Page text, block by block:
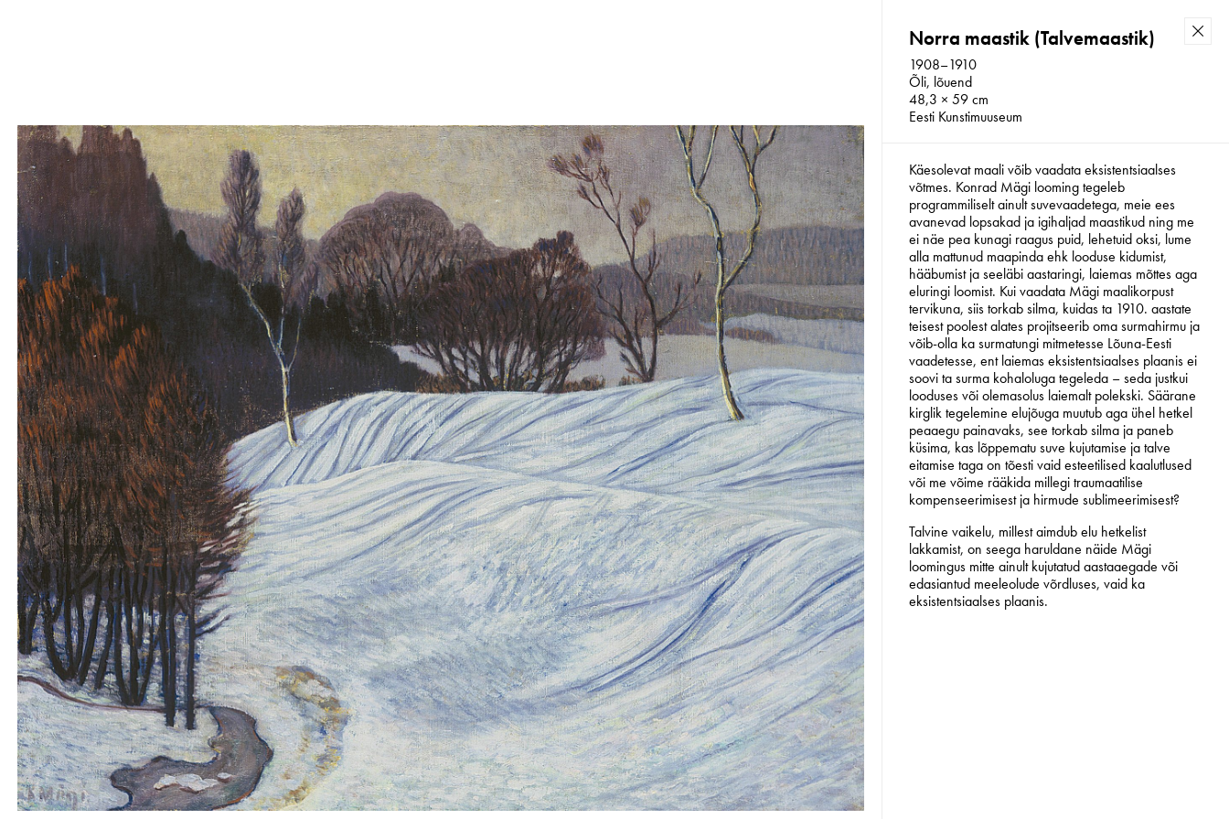
KONRAD MÄGI
1878-1925
KUNSTITEOSED
ELULUGU
KIRJAD
MAALIMISPAIGAD
UUDISED
MEEDIA­KAJASTUSED
NÄITUSED
RAAMATUD
FILMID
AASTAPREEMIA
STIPENDIUMID
KONTAKT
Back
Norra maastik (Talvemaastik)
1908–1910
Õli, lõuend
48,3 × 59 cm
Eesti Kunstimuuseum
Käesolevat maali võib vaadata eksistentsiaalses
võtmes. Konrad Mägi looming tegeleb
programmiliselt ainult suvevaadetega, meie ees
avanevad lopsakad ja igihaljad maastikud ning me
ei näe pea kunagi raagus puid, lehetuid oksi, lume
alla mattunud maapinda ehk looduse kidumist,
hääbumist ja seeläbi aastaringi, laiemas mõttes aga
eluringi loomist. Kui vaadata Mägi maalikorpust
tervikuna, siis torkab silma, kuidas ta 1910. aastate
teisest poolest alates projitseerib oma surmahirmu ja
võib-olla ka surmatungi mitmetesse Lõuna-Eesti
vaadetesse, ent laiemas eksistentsiaalses plaanis ei
soovi ta surma kohaloluga tegeleda – seda justkui
looduses või olemasolus laiemalt polekski. Säärane
kirglik tegelemine elujõuga muutub aga ühel hetkel
peaaegu painavaks, see torkab silma ja paneb
küsima, kas lõppematu suve kujutamise ja talve
eitamise taga on tõesti vaid esteetilised kaalutlused
või me võime rääkida millegi traumaatilise
kompenseerimisest ja hirmude sublimeerimisest?
Talvine vaikelu, millest aimdub elu hetkelist
lakkamist, on seega haruldane näide Mägi
loomingus mitte ainult kujutatud aastaaegade või
edasiantud meeleolude võrdluses, vaid ka
eksistentsiaalses plaanis.
Teoste ja fotode reprodutseerimine ilma omaniku kirjaliku loata on keelatud. Konrad Mägi Sihtasutus 2026